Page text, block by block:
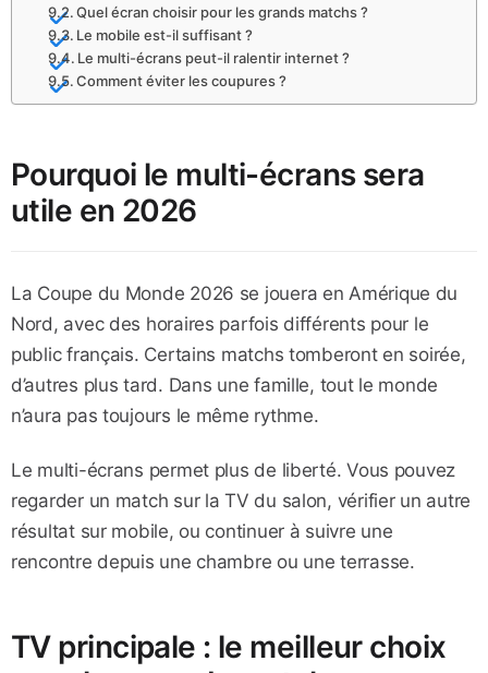
Quel écran choisir pour les grands matchs ?
Le mobile est-il suffisant ?
Le multi-écrans peut-il ralentir internet ?
Comment éviter les coupures ?
Pourquoi le multi-écrans sera
utile en 2026
La Coupe du Monde 2026 se jouera en Amérique du
Nord, avec des horaires parfois différents pour le
public français. Certains matchs tomberont en soirée,
d’autres plus tard. Dans une famille, tout le monde
n’aura pas toujours le même rythme.
Le multi-écrans permet plus de liberté. Vous pouvez
regarder un match sur la TV du salon, vérifier un autre
résultat sur mobile, ou continuer à suivre une
rencontre depuis une chambre ou une terrasse.
TV principale : le meilleur choix